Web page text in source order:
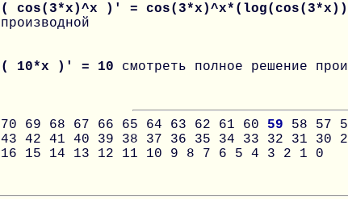
( cos(3*x)^x )' =
производной
( 10*x )' = 10 смотреть полное решение
70 69 68 67 66 65 64 63 62 61 60 59 58 57
43
42 41 40 39 38 37 36 35 34 33 32 31 30
16
15 14 13 12 11 10 9 8 7 6 5 4 3 2 1 0